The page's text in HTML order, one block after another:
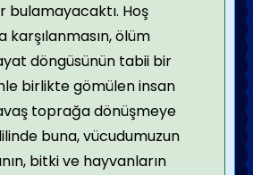
bulamayacaktı. Hoş
karşılanmasın, ölüm
döngüsünün tabii bir
birlikte gömülen insan
toprağa dönüşmeye
buna, vücudumuzun
bitki ve hayvanların